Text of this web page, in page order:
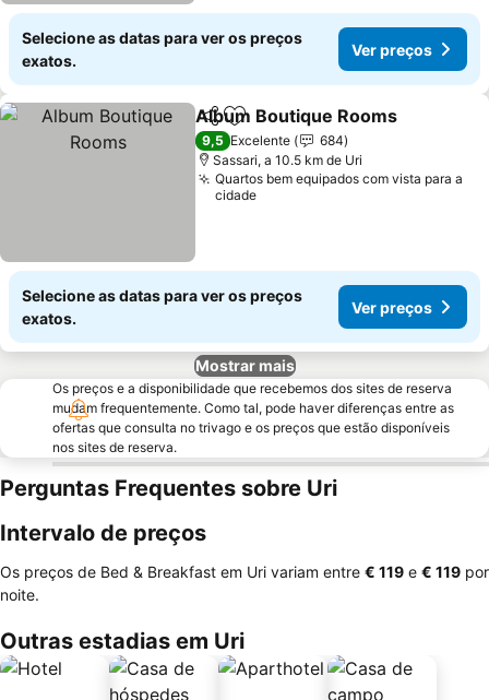
Selecione as datas para ver os preços
exatos.
Ver preços
PartilharAdicionar aos favoritos
Album Boutique Rooms
9,5 Excelente
684
Sassari, a 10.5 km de Uri
Quartos bem equipados com vista para a
cidade
Selecione as datas para ver os preços
exatos.
Ver preços
Mostrar mais
Os preços e a disponibilidade que recebemos dos sites de reserva
mudam frequentemente. Como tal, pode haver diferenças entre as
ofertas que consulta no trivago e os preços que estão disponíveis
nos sites de reserva.
Perguntas Frequentes sobre Uri
Intervalo de preços
Os preços de Bed & Breakfast em Uri variam entre ‎€ 119 e ‎€ 119 por
noite.
Outras estadias em Uri